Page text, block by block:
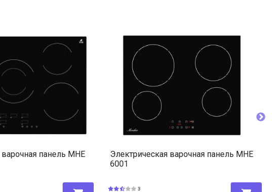
панель MHE
Электрическая варочная панель MHE
6001
3